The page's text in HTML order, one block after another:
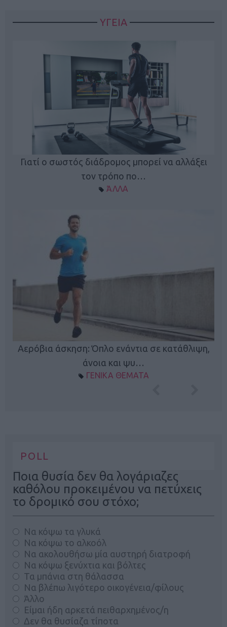
ΥΓΕΙΑ
Γιατί ο σωστός διάδρομος μπορεί να αλλάξει
τον τρόπο πο…
ΆΛΛΑ
Αερόβια άσκηση: Όπλο ενάντια σε κατάθλιψη,
άνοια και ψυ…
ΓΕΝΙΚΑ ΘΕΜΑΤΑ
POLL
Ποια θυσία δεν θα λογάριαζες
καθόλου προκειμένου να πετύχεις
το δρομικό σου στόχο;
Να κόψω τα γλυκά
Να κόψω το αλκοόλ
Να ακολουθήσω μία αυστηρή διατροφή
Να κόψω ξενύχτια και βόλτες
Τα μπάνια στη θάλασσα
Να βλέπω λιγότερο οικογένεια/φίλους
Άλλο
Είμαι ήδη αρκετά πειθαρχημένος/η
Δεν θα θυσίαζα τίποτα